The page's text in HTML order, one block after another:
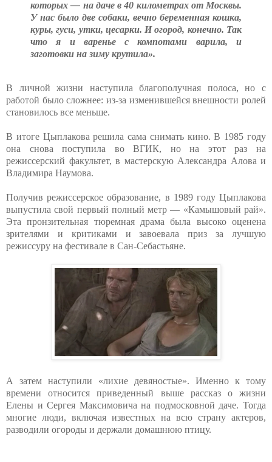
которых — на даче в 40 километрах от Москвы.
У нас было две собаки, вечно беременная кошка,
куры, гуси, утки, цесарки. И огород, конечно. Так
что я и варенье с компотами варила, и
заготовки на зиму крутила».
В личной жизни наступила благополучная полоса, но с
работой было сложнее: из-за изменившейся внешности ролей
становилось все меньше.
В итоге Цыплакова решила сама снимать кино. В 1985 году
она снова поступила во ВГИК, но на этот раз на
режиссерский факультет, в мастерскую Александра Алова и
Владимира Наумова.
Получив режиссерское образование, в 1989 году Цыплакова
выпустила свой первый полный метр — «Камышовый рай».
Эта пронзительная тюремная драма была высоко оценена
зрителями и критиками и завоевала приз за лучшую
режиссуру на фестивале в Сан-Себастьяне.
А затем наступили «лихие девяностые». Именно к тому
времени относится приведенный выше рассказ о жизни
Елены и Сергея Максимовича на подмосковной даче. Тогда
многие люди, включая известных на всю страну актеров,
разводили огороды и держали домашнюю птицу.